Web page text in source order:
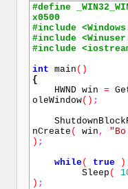
#define
x0500
#include
#include
#include
int main ()
{
HWND win =
oleWindow() ;
nCreate ( win ,
) ;
while( true
)
Sleep (
) ;